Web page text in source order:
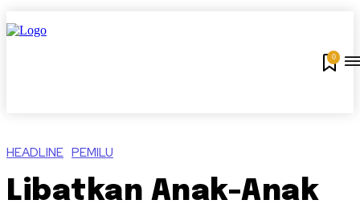
0
HEADLINE PEMILU
Libatkan Anak-Anak